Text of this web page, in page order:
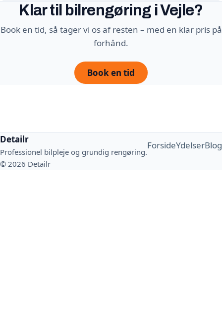
Klar til bilrengøring i Vejle?
Book en tid, så tager vi os af resten – med en klar pris på
forhånd.
Book en tid
Detailr
Professionel bilpleje og grundig rengøring.
ForsideYdelserBlog
© 2026 Detailr